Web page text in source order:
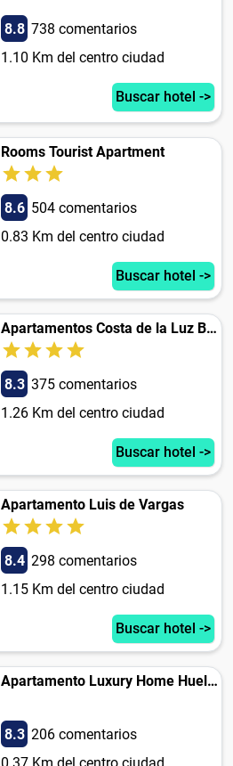
8.8 738 comentarios
1.10 Km del centro ciudad
Buscar hotel ->
Rooms Tourist Apartment
8.6 504 comentarios
0.83 Km del centro ciudad
Buscar hotel ->
Apartamentos Costa de la Luz Béjar 28-30
8.3 375 comentarios
1.26 Km del centro ciudad
Buscar hotel ->
Apartamento Luis de Vargas
8.4 298 comentarios
1.15 Km del centro ciudad
Buscar hotel ->
Apartamento Luxury Home Huelva Zona centro
8.3 206 comentarios